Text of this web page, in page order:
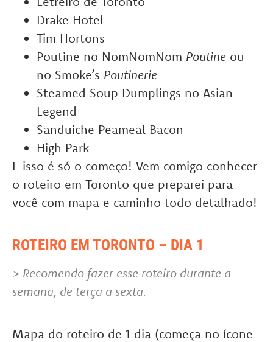
Drake Hotel
Tim Hortons
Poutine no NomNomNom Poutine ou
no Smoke’s Poutinerie
Steamed Soup Dumplings no Asian
Legend
Sanduiche Peameal Bacon
High Park
E isso é só o começo! Vem comigo conhecer
o roteiro em Toronto que preparei para
você com mapa e caminho todo detalhado!
ROTEIRO EM TORONTO – DIA 1
> Recomendo fazer esse roteiro durante a
semana, de terça a sexta.
Mapa do roteiro de 1 dia (começa no ícone